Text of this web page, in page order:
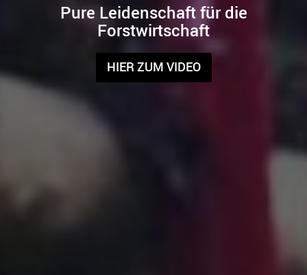
Pure Leidenschaft für die
Forstwirtschaft
HIER ZUM VIDEO